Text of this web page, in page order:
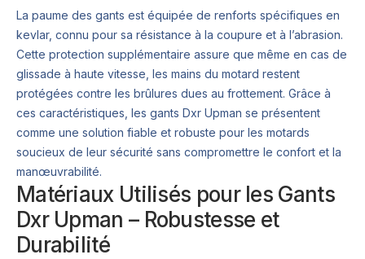
La paume des gants est équipée de renforts spécifiques en
kevlar, connu pour sa résistance à la coupure et à l’abrasion.
Cette protection supplémentaire assure que même en cas de
glissade à haute vitesse, les mains du motard restent
protégées contre les brûlures dues au frottement. Grâce à
ces caractéristiques, les gants Dxr Upman se présentent
comme une solution fiable et robuste pour les motards
soucieux de leur sécurité sans compromettre le confort et la
manœuvrabilité.
Matériaux Utilisés pour les Gants
Dxr Upman – Robustesse et
Durabilité